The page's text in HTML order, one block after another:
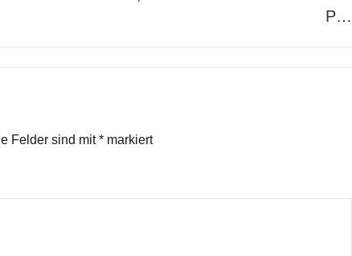
P…
Felder sind mit* markiert